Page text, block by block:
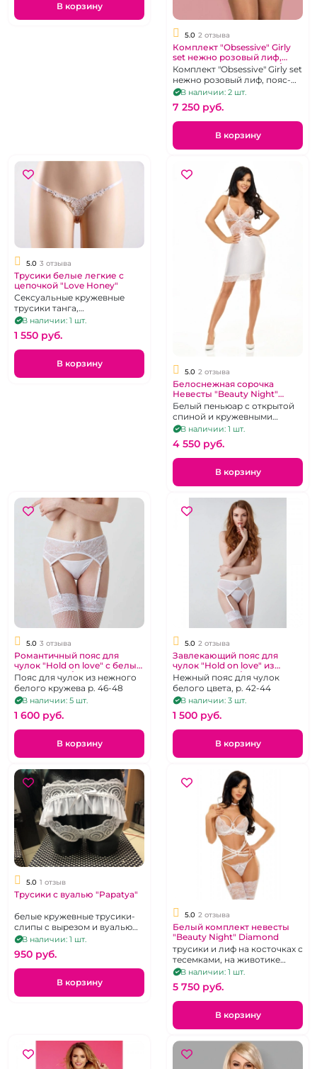
В корзину
5.0 2 отзыва
Комплект "Obsessive" Girly
set нежно розовый лиф,
пояс-корсет, трусики, S/M
Комплект "Obsessive" Girly set
нежно розовый лиф, пояс-
корсет, трусики, S/M
В наличии: 2 шт.
7 250 pуб.
В корзину
5.0 3 отзыва
Трусики белые легкие с
цепочкой "Love Honey"
Сексуальные кружевные
трусики танга,
декорированы стразами,
размер 40-42-46
В наличии: 1 шт.
1 550 pуб.
В корзину
5.0 2 отзыва
Белоснежная сорочка
Невесты "Beauty Night"
Adelaide
Белый пеньюар с открытой
спиной и кружевными
вставками, р.44-46
В наличии: 1 шт.
4 550 pуб.
В корзину
5.0 3 отзыва
Романтичный пояс для
чулок "Hold on love" с белым
кружевом (L/XL)
Пояс для чулок из нежного
белого кружева р. 46-48
В наличии: 5 шт.
1 600 pуб.
В корзину
5.0 2 отзыва
Завлекающий пояс для
чулок "Hold on love" из
белой сетки (S/M)
Нежный пояс для чулок
белого цвета, р. 42-44
В наличии: 3 шт.
1 500 pуб.
В корзину
5.0 1 отзыв
Трусики с вуалью "Papatya"
белые кружевные трусики-
слипы с вырезом и вуалью
на попке, р. 42-44
В наличии: 1 шт.
950 pуб.
В корзину
5.0 2 отзыва
Белый комплект невесты
"Beauty Night" Diamond
трусики и лиф на косточках с
тесемками, на животике
ленточки и пажи, р. 46-48
В наличии: 1 шт.
5 750 pуб.
В корзину